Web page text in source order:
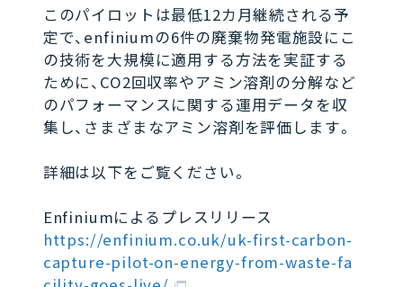
このパイロットは最低12カ月継続される予
定で、enfiniumの6件の廃棄物発電施設にこ
の技術を大規模に適用する方法を実証する
ために、CO2回収率やアミン溶剤の分解など
のパフォーマンスに関する運用データを収
集し、さまざまなアミン溶剤を評価します。
詳細は以下をご覧ください。
Enfiniumによるプレスリリース
https://enfinium.co.uk/uk-first-carbon-
capture-pilot-on-energy-from-waste-fa